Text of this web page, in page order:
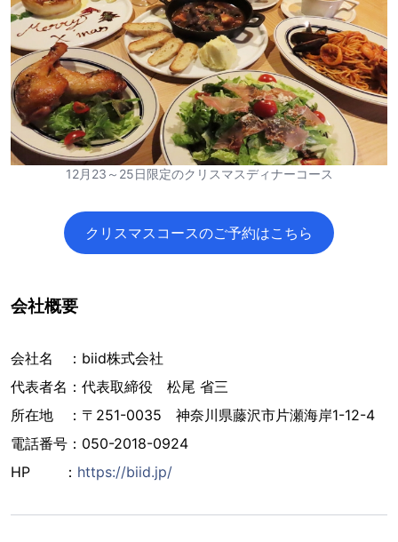
12月23～25日限定のクリスマスディナーコース
クリスマスコースのご予約はこちら
会社概要
会社名 ：biid株式会社
代表者名：代表取締役 松尾 省三
所在地 ：〒251-0035 神奈川県藤沢市片瀬海岸1-12-4
電話番号：050-2018-0924
HP ： https://biid.jp/